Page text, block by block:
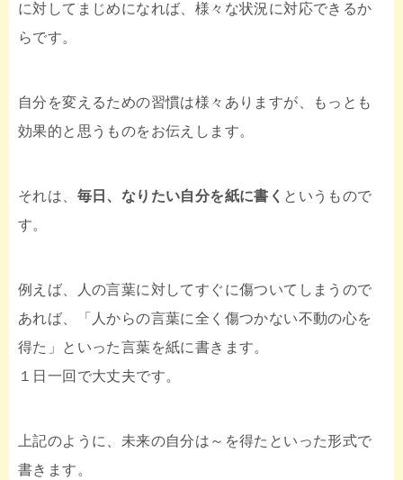
に対してまじめになれば、様々な状況に対応できるか
らです。
自分を変えるための習慣は様々ありますが、もっとも
効果的と思うものをお伝えします。
それは、 毎日、なりたい自分を紙に書く というもので
す。
例えば、人の言葉に対してすぐに傷ついてしまうので
あれば、「人からの言葉に全く傷つかない不動の心を
得た」といった言葉を紙に書きます。
１日一回で大丈夫です。
上記のように、未来の自分は～を得たといった形式で
書きます。